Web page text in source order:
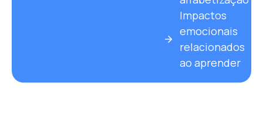
Impactos
emocionais
relacionados
ao aprender